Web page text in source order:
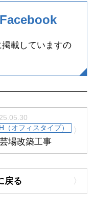
載していますの
（オフィスタイプ）
場改築工事
戻る